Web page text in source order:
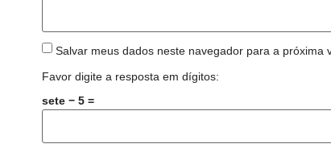
Salvar meus dados neste navegador para a próxima
Favor digite a resposta em dígitos:
sete − 5 =